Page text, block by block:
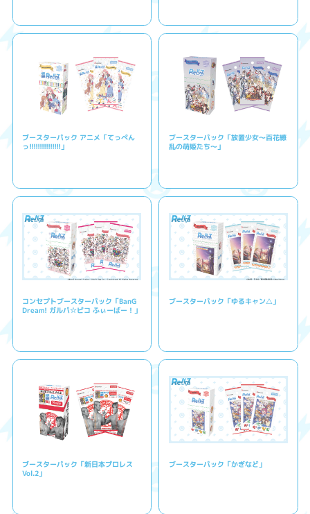
ブースターパック アニメ「てっぺん
っ!!!!!!!!!!!!!!!」
ブースターパック「放置少女〜百花繚
乱の萌姫たち〜」
コンセプトブースターパック「BanG
Dream! ガルパ☆ピコ ふぃーばー！」
ブースターパック「ゆるキャン△」
ブースターパック「新日本プロレス
Vol.2」
ブースターパック「かぎなど」